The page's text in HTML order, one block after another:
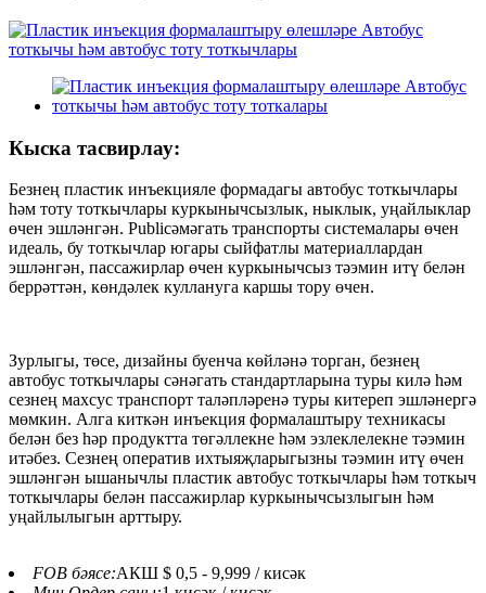
Кыска тасвирлау:
Безнең пластик инъекцияле формадагы автобус тоткычлары
һәм тоту тоткычлары куркынычсызлык, ныклык, уңайлыклар
өчен эшләнгән. Publicәмәгать транспорты системалары өчен
идеаль, бу тоткычлар югары сыйфатлы материаллардан
эшләнгән, пассажирлар өчен куркынычсыз тәэмин итү белән
беррәттән, көндәлек куллануга каршы тору өчен.
Зурлыгы, төсе, дизайны буенча көйләнә торган, безнең
автобус тоткычлары сәнәгать стандартларына туры килә һәм
сезнең махсус транспорт таләпләренә туры китереп эшләнергә
мөмкин. Алга киткән инъекция формалаштыру техникасы
белән без һәр продуктта төгәллекне һәм эзлеклелекне тәэмин
итәбез. Сезнең оператив ихтыяҗларыгызны тәэмин итү өчен
эшләнгән ышанычлы пластик автобус тоткычлары һәм тоткыч
тоткычлары белән пассажирлар куркынычсызлыгын һәм
уңайлылыгын арттыру.
FOB бәясе:АКШ $ 0,5 - 9,999 / кисәк